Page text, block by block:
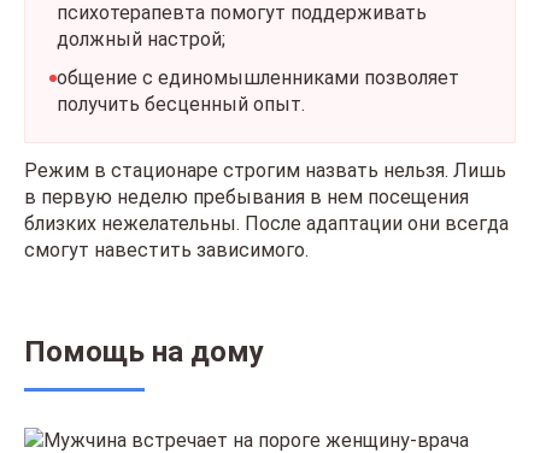
психотерапевта помогут поддерживать
должный настрой;
общение с единомышленниками позволяет
получить бесценный опыт.
Режим в стационаре строгим назвать нельзя. Лишь
в первую неделю пребывания в нем посещения
близких нежелательны. После адаптации они всегда
смогут навестить зависимого.
Помощь на дому